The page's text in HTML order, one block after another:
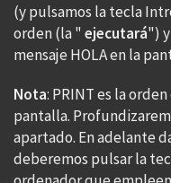
(y pulsamos la tecla
orden (la "ejecutará")
mensaje HOLA en la
Nota: PRINT es la
pantalla.
apartado. En adelante
deberemos pulsar la